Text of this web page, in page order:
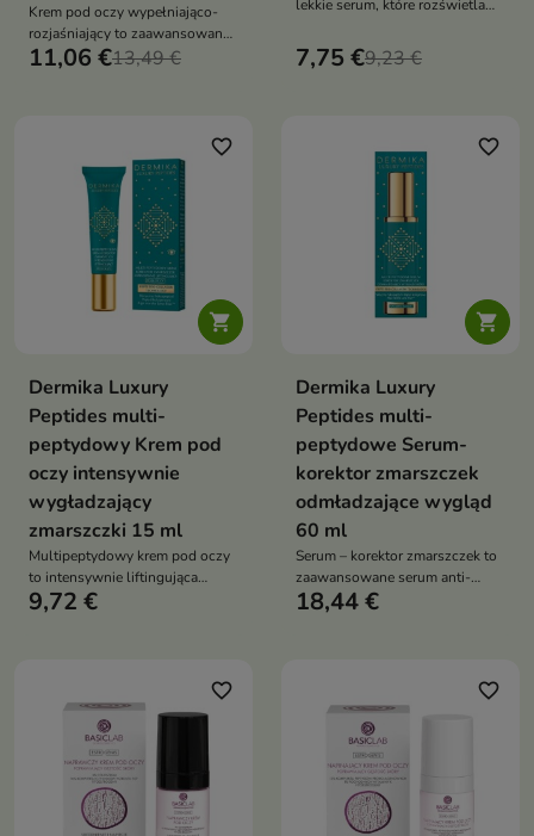
Krem pod oczy wypełniająco-
rozjaśniający to zaawansowany
dermokosmetyk, który wygładza
11,06 €13,49 €
lekkie serum, które rozświetla
intensywnie nawilża delikatną
skórę wokół oczu
7,75 €9,23 €

favorite_border
Dermika Luxury
Peptides multi-
peptydowy Krem pod
oczy intensywnie
wygładzający
zmarszczki 15 ml
Multipeptydowy krem pod oczy
to intensywnie liftingująca
pielęgnacja, która wygładza
9,72 €

favorite_border
Dermika Luxury
Peptides multi-
peptydowe Serum-
korektor zmarszczek
odmładzające wygląd
60 ml
Serum – korektor zmarszczek to
zaawansowane serum anti-
aging, które poprawia jędrność
18,44 €
favorite_border favorite_border